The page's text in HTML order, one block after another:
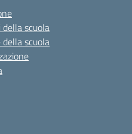
della scuola
della scuola